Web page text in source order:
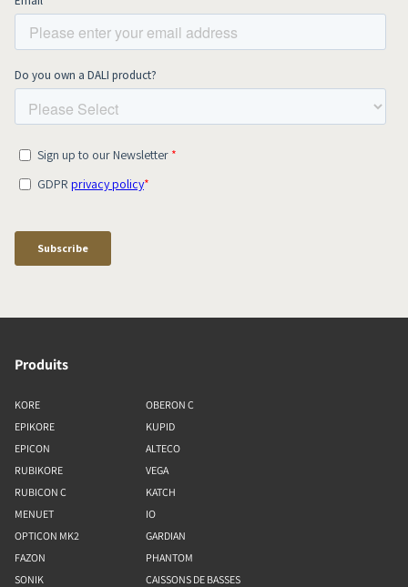
Produits
KORE
EPIKORE
EPICON
RUBIKORE
RUBICON C
MENUET
OPTICON MK2
FAZON
SONIK
OBERON C
KUPID
ALTECO
VEGA
KATCH
IO
GARDIAN
PHANTOM
CAISSONS DE BASSES